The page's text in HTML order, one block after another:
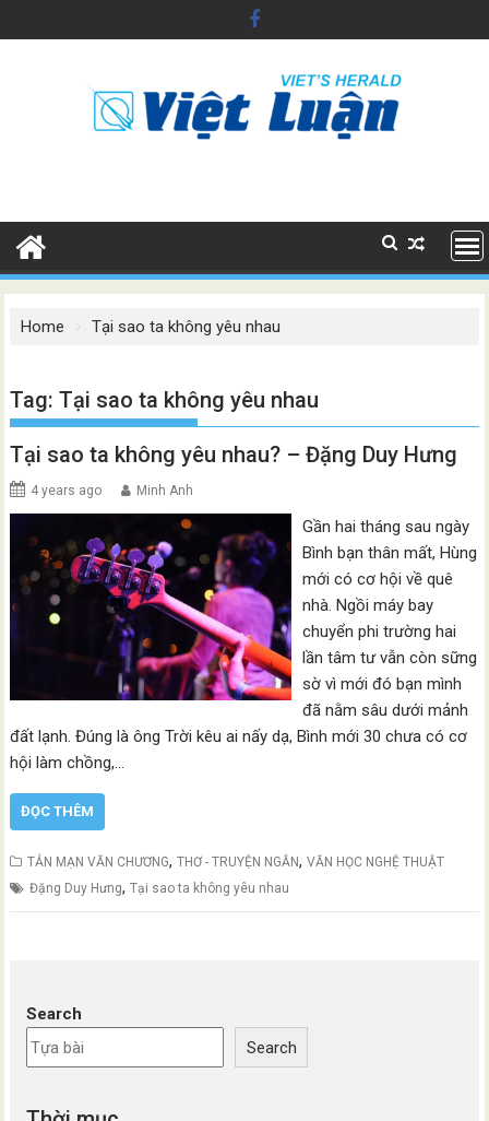
to
Home Tại sao ta không yêu nhau
Tag:Tại sao ta không yêu nhau
Tại sao ta không yêu nhau? – Đặng Duy Hưng
4 years ago Minh Anh
Gần hai tháng sau ngày
Bình bạn thân mất, Hùng
mới có cơ hội về quê
nhà. Ngồi máy bay
chuyển phi trường hai
lần tâm tư vẫn còn sững
sờ vì mới đó bạn mình
đã nằm sâu dưới mảnh
đất lạnh. Đúng là ông Trời kêu ai nấy dạ, Bình mới 30 chưa có cơ
hội làm chồng,…
ĐỌC THÊM
TẢN MẠN VĂN CHƯƠNG,THƠ - TRUYỆN NGẮN,VĂN HỌC NGHỆ THUẬT
Đặng Duy Hưng,Tại sao ta không yêu nhau
Search
Search